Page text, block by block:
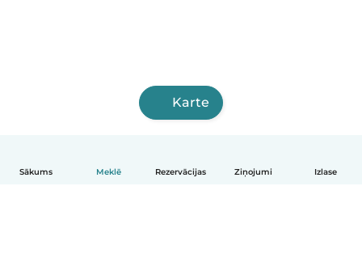
Sākums Meklē Rezervācijas Ziņojumi Izlase
Karte